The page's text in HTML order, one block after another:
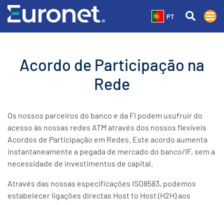
PT
Acordo de Participação na
Rede
Os nossos parceiros do banco e da FI podem usufruir do
acesso às nossas redes ATM através dos nossos flexíveis
Acordos de Participação em Redes. Este acordo aumenta
instantaneamente a pegada de mercado do banco/IF, sem a
necessidade de investimentos de capital.
Através das nossas especificações ISO8583, podemos
estabelecer ligações directas Host to Host (H2H) aos